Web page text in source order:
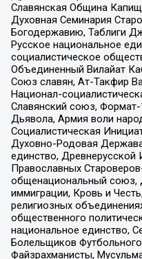
Славянская Община
Духовная Семинария
Богодержавию, Таблиги
Русское национальное
социалистическое
Объединенный Вилайат
Союз славян, Ат-Такфир
Национал-
Славянский союз,
Дьявола, Армия воли
Социалистическая
Духовно-Родовая
единство, Древнерусской
Православных
общенациональный союз,
иммиграции, Кровь и
религиозных
общественного
национальное единство,
Болельщиков
Файзрахманисты,